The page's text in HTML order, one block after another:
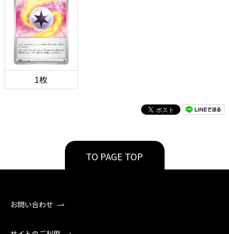
1枚
TO PAGE TOP
お問い合わせ